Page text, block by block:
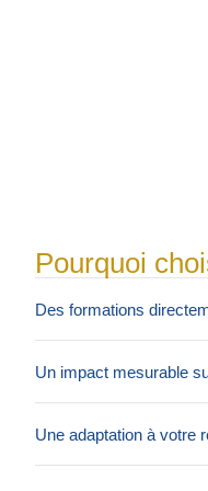
Pourquoi
Des formations
Un impact mesurable
Une adaptation à votre